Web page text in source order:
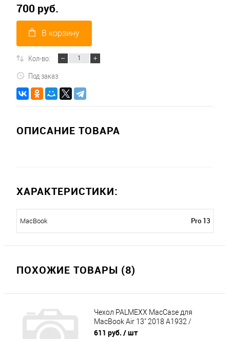
700 руб.
В корзину
Кол-во:
Под заказ
ОПИСАНИЕ ТОВАРА
ХАРАКТЕРИСТИКИ:
MacBook Pro 13
ПОХОЖИЕ ТОВАРЫ (8)
Чехол PALMEXX MacCase для
MacBook Air 13" 2018 A1932 /
матовый синий
611 руб. / шт